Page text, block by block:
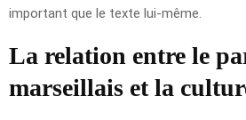
important que le texte lui-même.
La relation entre le
marseillais et la